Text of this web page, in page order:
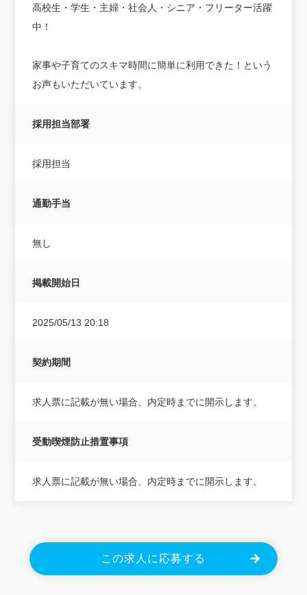
高校生・学生・主婦・社会人・シニア・フリーター活躍
中！
家事や子育てのスキマ時間に簡単に利用できた！という
お声もいただいています。
採用担当部署
採用担当
通勤手当
無し
掲載開始日
2025/05/13 20:18
契約期間
求人票に記載が無い場合、内定時までに開示します。
受動喫煙防止措置事項
求人票に記載が無い場合、内定時までに開示します。
この求人に応募する